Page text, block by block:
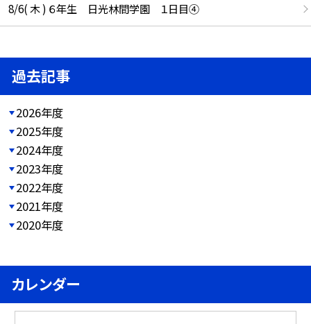
8/6( 木 ) ６年生 日光林間学園 １日目④
過去記事
2026年度
2025年度
2024年度
2023年度
2022年度
2021年度
2020年度
カレンダー